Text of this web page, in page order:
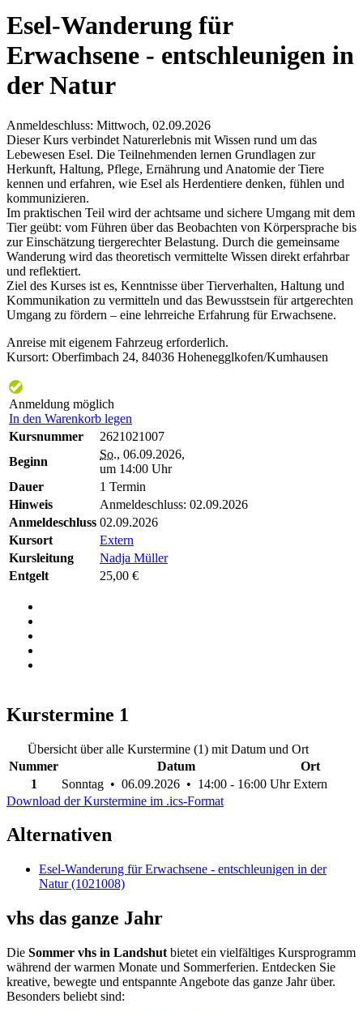
Esel-Wanderung für
Erwachsene - entschleunigen in
der Natur
Anmeldeschluss: Mittwoch, 02.09.2026
Dieser Kurs verbindet Naturerlebnis mit Wissen rund um das
Lebewesen Esel. Die Teilnehmenden lernen Grundlagen zur
Herkunft, Haltung, Pflege, Ernährung und Anatomie der Tiere
kennen und erfahren, wie Esel als Herdentiere denken, fühlen und
kommunizieren.
Im praktischen Teil wird der achtsame und sichere Umgang mit dem
Tier geübt: vom Führen über das Beobachten von Körpersprache bis
zur Einschätzung tiergerechter Belastung. Durch die gemeinsame
Wanderung wird das theoretisch vermittelte Wissen direkt erfahrbar
und reflektiert.
Ziel des Kurses ist es, Kenntnisse über Tierverhalten, Haltung und
Kommunikation zu vermitteln und das Bewusstsein für artgerechten
Umgang zu fördern – eine lehrreiche Erfahrung für Erwachsene.
Anreise mit eigenem Fahrzeug erforderlich.
Kursort: Oberfimbach 24, 84036 Hohenegglkofen/Kumhausen
Anmeldung möglich
In den Warenkorb legen
Kursnummer
2621021007
Beginn
So., 06.09.2026,
um 14:00 Uhr
Dauer
1 Termin
Hinweis
Anmeldeschluss: 02.09.2026
Anmeldeschluss 02.09.2026
Kursort
Extern
Kursleitung
Nadja Müller
Entgelt
25,00 €
Kurstermine 1
Übersicht über alle Kurstermine (1) mit Datum und Ort
Nummer
Datum
Ort
1
Sonntag • 06.09.2026 • 14:00 - 16:00 Uhr Extern
Download der Kurstermine im .ics-Format
Alternativen
Esel-Wanderung für Erwachsene - entschleunigen in der
Natur (1021008)
vhs das ganze Jahr
Die Sommer vhs in Landshut bietet ein vielfältiges Kursprogramm
während der warmen Monate und Sommerferien. Entdecken Sie
kreative, bewegte und entspannte Angebote das ganze Jahr über.
Besonders beliebt sind: